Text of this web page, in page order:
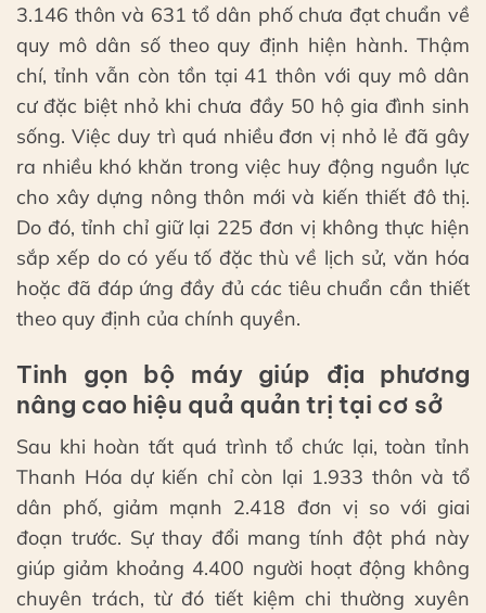
3.146 thôn và 631 tổ dân phố chưa đạt chuẩn về
quy mô dân số theo quy định hiện hành. Thậm
chí, tỉnh vẫn còn tồn tại 41 thôn với quy mô dân
cư đặc biệt nhỏ khi chưa đầy 50 hộ gia đình sinh
sống. Việc duy trì quá nhiều đơn vị nhỏ lẻ đã gây
ra nhiều khó khăn trong việc huy động nguồn lực
cho xây dựng nông thôn mới và kiến thiết đô thị.
Do đó, tỉnh chỉ giữ lại 225 đơn vị không thực hiện
sắp xếp do có yếu tố đặc thù về lịch sử, văn hóa
hoặc đã đáp ứng đầy đủ các tiêu chuẩn cần thiết
theo quy định của chính quyền.
Tinh gọn bộ máy giúp địa phương
nâng cao hiệu quả quản trị tại cơ sở
Sau khi hoàn tất quá trình tổ chức lại, toàn tỉnh
Thanh Hóa dự kiến chỉ còn lại 1.933 thôn và tổ
dân phố, giảm mạnh 2.418 đơn vị so với giai
đoạn trước. Sự thay đổi mang tính đột phá này
giúp giảm khoảng 4.400 người hoạt động không
chuyên trách, từ đó tiết kiệm chi thường xuyên